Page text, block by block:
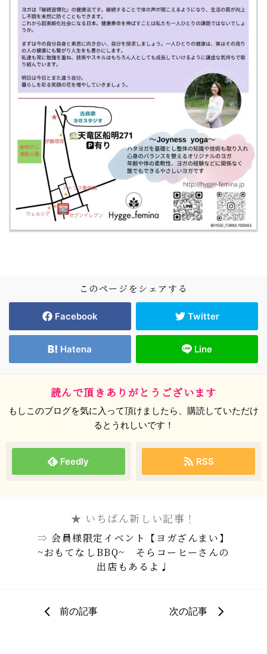
このページをシェアする
Facebook Twitter
Hatena Line
読んで頂きありがとうございます
もしこのブログを気に入って頂けましたら、購読していただけ
るとうれしいです！
Feedly RSS
★ いちばん新しい記事！
⇒ 会員様限定イベント【ヨガざんまい】
~おもてなしBBQ~ そらコーヒーさんの
出店もあるよ♩
前の記事 次の記事